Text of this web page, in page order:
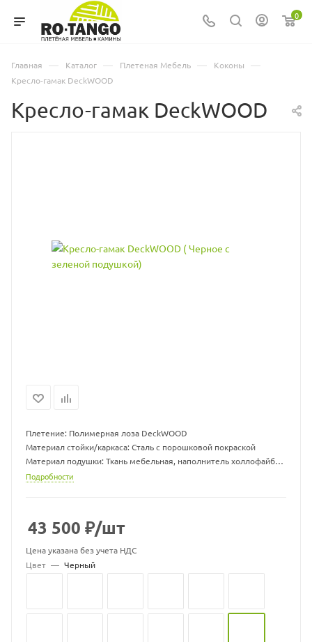
0
Главная — Каталог — Плетеная Мебель — Коконы —
Кресло-гамак DeckWOOD
Кресло-гамак DeckWOOD
Плетение: Полимерная лоза DeckWOOD
Материал стойки/каркаса: Сталь с порошковой покраской
Материал подушки: Ткань мебельная, наполнитель холлофайбер
Размер гамака ДхШхВ, мм: 960 х 1300 х 710
Максимальная нагрузка, кг: 150
Подробности
43 500 ₽/шт
Цена указана без учета НДС
Цвет — Черный